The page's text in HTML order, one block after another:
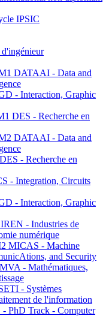
IPSIC
DATAAI - Data and
- Interaction, Graphic
DES - Recherche en
DATAAI - Data and
- Recherche en
- Integration, Circuits
- Interaction, Graphic
- Industries de
numérique
MICAS - Machine
and Security
- Mathématiques,
- Systèmes
de l'information
PhD Track - Computer